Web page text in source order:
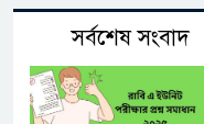
সর্বশেষ সংবাদ